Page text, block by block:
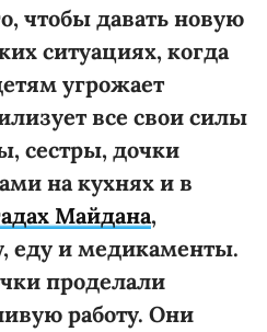
чтобы давать новую
ситуациях, когда
угрожает
все свои силы
сестры, дочки
на кухнях и в
Майдана,
еду и медикаменты.
проделали
работу. Они